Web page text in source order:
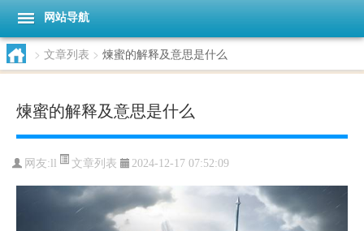
网站导航
> 文章列表 > 煉蜜的解释及意思是什么
煉蜜的解释及意思是什么
网友:ll 文章列表 2024-12-17 07:52:09